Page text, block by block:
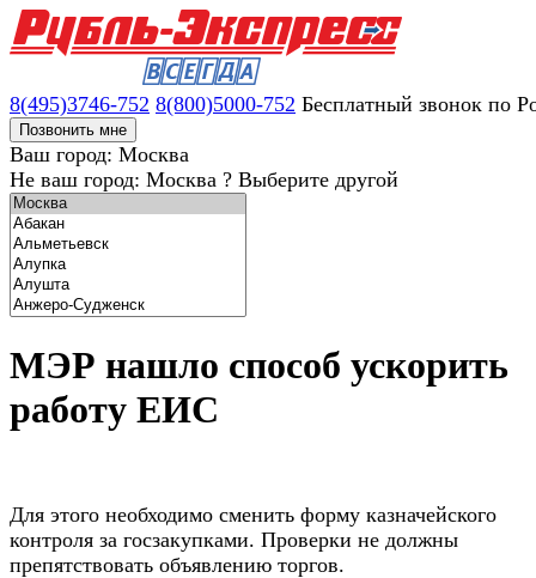
8(495)3746-752 8(800)5000-752 Бесплатный звонок по
Позвонить мне
Ваш город: Москва
Не ваш город: Москва ? Выберите другой
МЭР нашло способ ускорить
работу ЕИС
Для этого необходимо сменить форму казначейского
контроля за госзакупками. Проверки не должны
препятствовать объявлению торгов.